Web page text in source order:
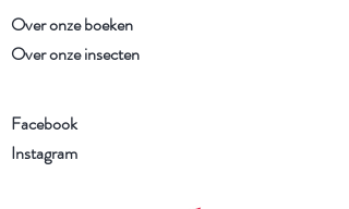
Over onze boeken
Over onze insecten
Facebook
Instagram